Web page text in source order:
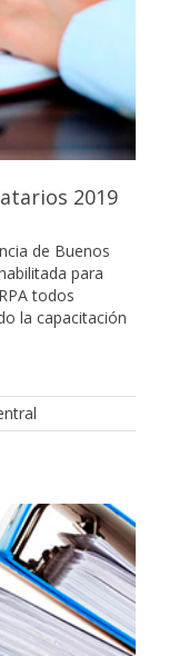
2019
de Buenos
para
todos
la capacitación